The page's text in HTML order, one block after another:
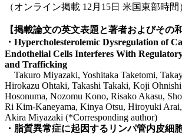
（オンライン掲載 12月15日 米国東部時間
【掲載論文の英文表題と著者およびその和
・Hypercholesterolemic Dysregulation of
Endothelial Cells Interferes With
and Trafficking
Takuro Miyazaki, Yoshitaka Taketomi,
Hirokazu Ohtaki, Takashi Takaki, Koji
Hosonuma, Nozomu Kono, Risako Akasu,
Ri Kim-Kaneyama, Kinya Otsu, Hiroyuki
Akira Miyazaki (*Corresponding author)
・脂質異常症に起因するリンパ管内皮細